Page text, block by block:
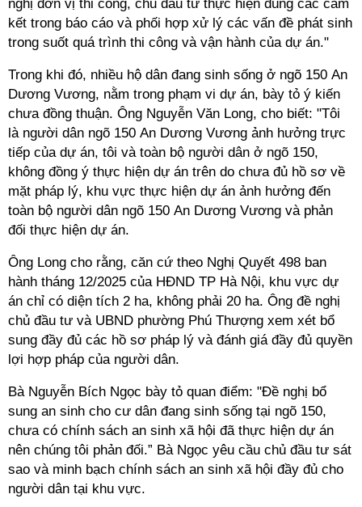
nghị đơn vị thi công, chủ đầu tư thực hiện đúng các cam
kết trong báo cáo và phối hợp xử lý các vấn đề phát sinh
trong suốt quá trình thi công và vận hành của dự án."
Trong khi đó, nhiều hộ dân đang sinh sống ở ngõ 150 An
Dương Vương, nằm trong phạm vi dự án, bày tỏ ý kiến
chưa đồng thuận. Ông Nguyễn Văn Long, cho biết: "Tôi
là người dân ngõ 150 An Dương Vương ảnh hưởng trực
tiếp của dự án, tôi và toàn bộ người dân ở ngõ 150,
không đồng ý thực hiện dự án trên do chưa đủ hồ sơ về
mặt pháp lý, khu vực thực hiện dự án ảnh hưởng đến
toàn bộ người dân ngõ 150 An Dương Vương và phản
đối thực hiện dự án.
Ông Long cho rằng, căn cứ theo Nghị Quyết 498 ban
hành tháng 12/2025 của HĐND TP Hà Nội, khu vực dự
án chỉ có diện tích 2 ha, không phải 20 ha. Ông đề nghị
chủ đầu tư và UBND phường Phú Thượng xem xét bổ
sung đầy đủ các hồ sơ pháp lý và đánh giá đầy đủ quyền
lợi hợp pháp của người dân.
Bà Nguyễn Bích Ngọc bày tỏ quan điểm: "Đề nghị bổ
sung an sinh cho cư dân đang sinh sống tại ngõ 150,
chưa có chính sách an sinh xã hội đã thực hiện dự án
nên chúng tôi phản đối.” Bà Ngọc yêu cầu chủ đầu tư sát
sao và minh bạch chính sách an sinh xã hội đầy đủ cho
người dân tại khu vực.